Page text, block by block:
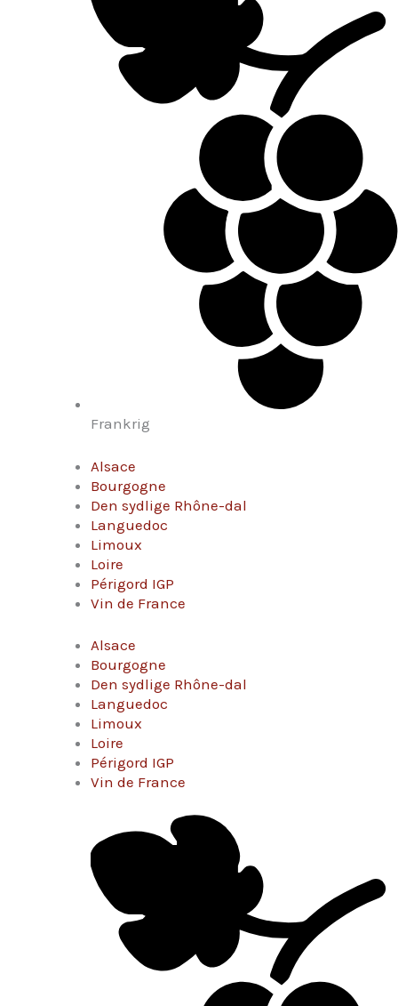
Frankrig
Alsace
Bourgogne
Den sydlige Rhône-dal
Languedoc
Limoux
Loire
Périgord IGP
Vin de France
Alsace
Bourgogne
Den sydlige Rhône-dal
Languedoc
Limoux
Loire
Périgord IGP
Vin de France